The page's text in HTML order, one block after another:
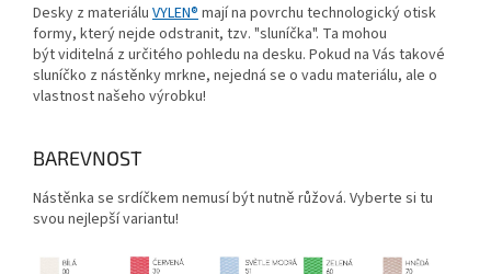
Desky z materiálu VYLEN® mají na povrchu technologický otisk
formy, který nejde odstranit, tzv. "sluníčka". Ta mohou
být viditelná z určitého pohledu na desku. Pokud na Vás takové
sluníčko z nástěnky mrkne, nejedná se o vadu materiálu, ale o
vlastnost našeho výrobku!
BAREVNOST
Nástěnka se srdíčkem nemusí být nutně růžová. Vyberte si tu
svou nejlepší variantu!